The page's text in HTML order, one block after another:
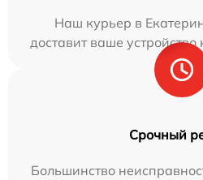
Наш курьер в
доставит ваше
Срочный
Большинство